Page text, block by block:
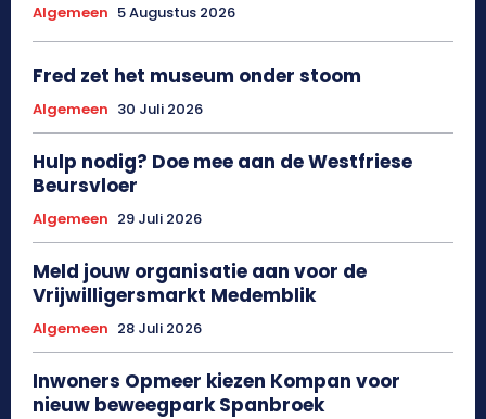
Algemeen 5 Augustus 2026
Fred zet het museum onder stoom
Algemeen 30 Juli 2026
Hulp nodig? Doe mee aan de Westfriese
Beursvloer
Algemeen 29 Juli 2026
Meld jouw organisatie aan voor de
Vrijwilligersmarkt Medemblik
Algemeen 28 Juli 2026
Inwoners Opmeer kiezen Kompan voor
nieuw beweegpark Spanbroek